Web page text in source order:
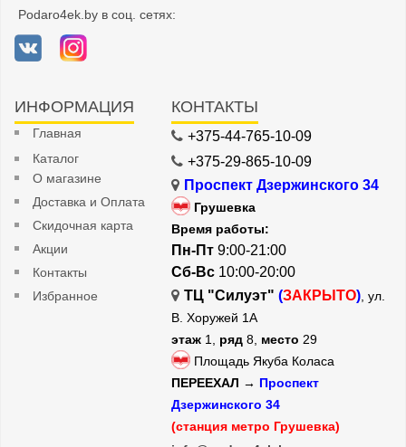
Podaro4ek.by в соц. сетях:
ИНФОРМАЦИЯ
Главная
Каталог
О магазине
Доставка и Оплата
Скидочная карта
Акции
Контакты
Избранное
КОНТАКТЫ
+375-44-765-10-09
+375-29-865-10-09
Проспект Дзержинского 34
Грушевка
Время работы:
Пн-Пт 9:00-21:00
Сб-Вс 10:00-20:00
ТЦ "Силуэт" (ЗАКРЫТО), ул.
В. Хоружей 1А
этаж 1, ряд 8, место 29
Площадь Якуба Коласа
ПЕРЕЕХАЛ → Проспект
Дзержинского 34
(станция метро Грушевка)